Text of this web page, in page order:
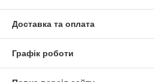
Доставка та оплата
Графік роботи